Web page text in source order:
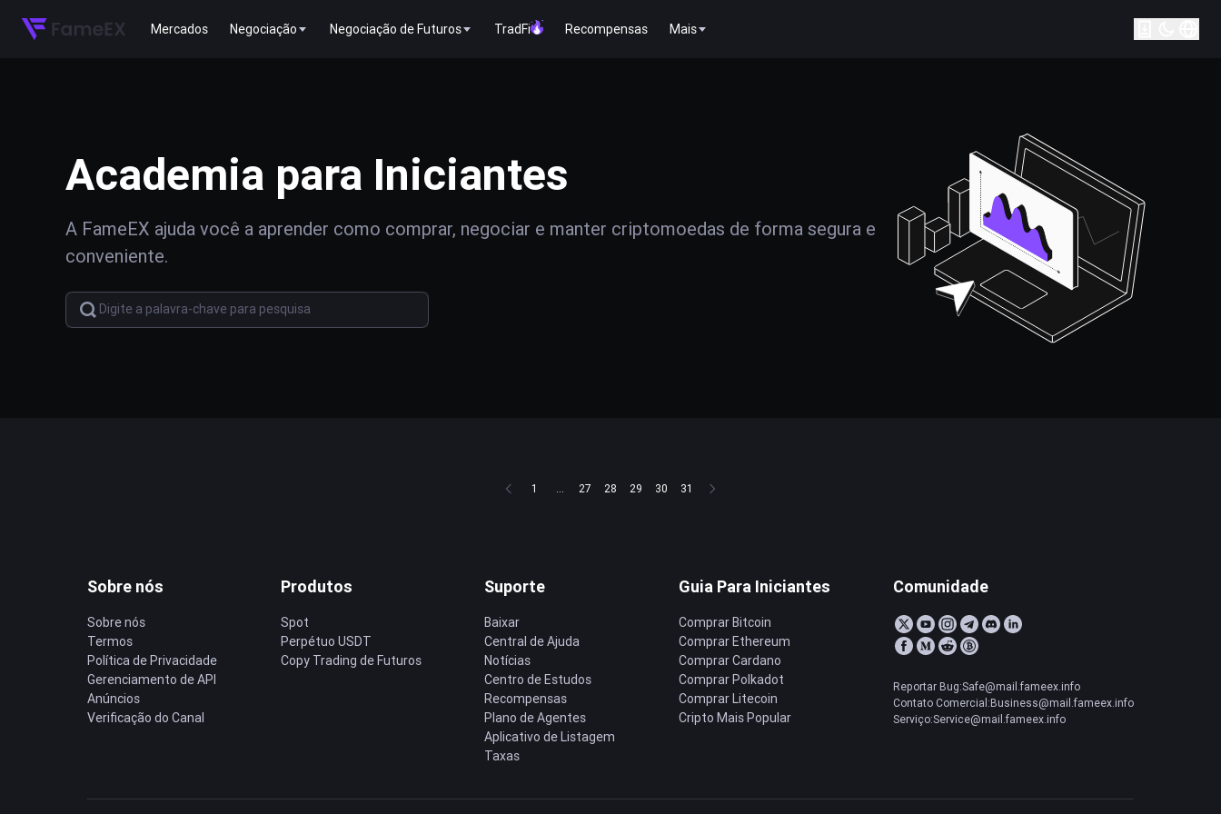
Mercados Negociação Negociação de Futuros TradFi Recompensas Mais
Academia para Iniciantes
A FameEX ajuda você a aprender como comprar, negociar e manter criptomoedas de forma segura e
conveniente.
1 ... 27 28 29 30 31
Sobre nós
Sobre nós
Termos
Política de Privacidade
Gerenciamento de API
Anúncios
Verificação do Canal
Produtos
Spot
Perpétuo USDT
Copy Trading de Futuros
Suporte
Baixar
Central de Ajuda
Notícias
Centro de Estudos
Recompensas
Plano de Agentes
Aplicativo de Listagem
Taxas
Guia Para Iniciantes
Comprar Bitcoin
Comprar Ethereum
Comprar Cardano
Comprar Polkadot
Comprar Litecoin
Cripto Mais Popular
Comunidade
Reportar Bug:Safe@mail.fameex.info
Contato Comercial:Business@mail.fameex.info
Serviço:Service@mail.fameex.info